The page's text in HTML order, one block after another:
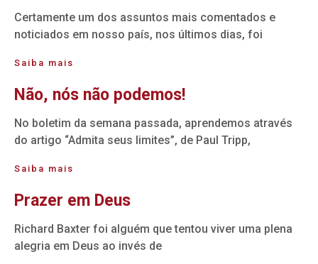
Certamente um dos assuntos mais comentados e
noticiados em nosso país, nos últimos dias, foi
Saiba mais
Não, nós não podemos!
No boletim da semana passada, aprendemos através
do artigo “Admita seus limites”, de Paul Tripp,
Saiba mais
Prazer em Deus
Richard Baxter foi alguém que tentou viver uma plena
alegria em Deus ao invés de